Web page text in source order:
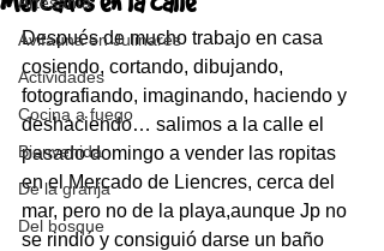
Avifauna en Julinares
Actividades
Cocina a fuego
Bienvenida
De la granja
Del bosque
Después de mucho trabajo en casa
cosiendo, cortando, dibujando,
fotografiando, imaginando, haciendo y
deshaciendo… salimos a la calle el
pasado domingo a vender las ropitas
en el Mercado de Liencres, cerca del
mar, pero no de la playa,aunque Jp no
se rindió y consiguió darse un baño